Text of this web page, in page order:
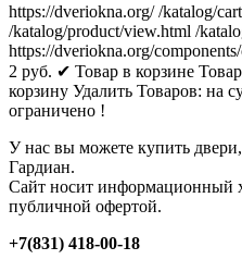
https://dveriokna.org/ /katalog/
/katalog/product/view.html /
https://dveriokna.org/
2 руб. ✔ Товар в корзине
корзину Удалить Товаров: на
ограничено !
У нас вы можете купить
Гардиан.
Сайт носит информационный
публичной офертой.
+7(831) 418-00-18